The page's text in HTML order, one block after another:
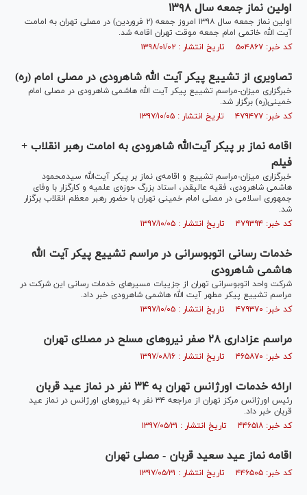
اولین نماز جمعه سال ۱۳۹۸
اولین نماز جمعه سال ۱۳۹۸ امروز جمعه (۲ فروردین) در مصلی تهران به امامت
آیت الله خاتمی امام جمعه موقت تهران اقامه شد.
کد خبر: ۵۰۴۸۶۷ تاریخ انتشار : ۱۳۹۸/۰۱/۰۲
تصاویری از تشییع پیکر آیت الله شاهرودی در مصلی امام (ره)
خبرگزاری میزان-مراسم تشییع پیکر آیت الله هاشمی شاهرودی در مصلی امام
خمینی(ره) برگزار شد.
کد خبر: ۴۷۹۴۷۷ تاریخ انتشار : ۱۳۹۷/۱۰/۰۵
اقامه نماز بر پیکر آیت‌الله شاهرودی به امامت رهبر انقلاب +
فیلم
خبرگزاری میزان-مراسم تشییع و اقامه‌ی نماز بر پیکر آیت‌الله سیدمحمود
هاشمی شاهرودی، فقیه عالیقدر، استاد بزرگ حوزه‌ی علمیه و کارگزار با وفای
جمهوری اسلامی در مصلی امام خمینی تهران با حضور رهبر معظم انقلاب برگزار
شد.
کد خبر: ۴۷۹۳۹۴ تاریخ انتشار : ۱۳۹۷/۱۰/۰۵
خدمات رسانی اتوبوسرانی در مراسم تشییع پیکر آیت الله
هاشمی شاهرودی
شرکت واحد اتوبوسرانی تهران از جزییات مسیر‌های خدمات رسانی این شرکت در
مراسم تشییع پیکر مطهر آیت الله هاشمی شاهرودی خبر داد.
کد خبر: ۴۷۹۳۷۰ تاریخ انتشار : ۱۳۹۷/۱۰/۰۵
مراسم عزاداری ۲۸ صفر نیرو‌های مسلح در مصلای تهران
کد خبر: ۴۶۵۸۷۰ تاریخ انتشار : ۱۳۹۷/۰۸/۱۶
ارائه خدمات اورژانس تهران به ۳۴ نفر در نماز عید قربان
رئیس اورژانس مرکز تهران از مراجعه ۳۴ نفر به نیرو‌های اورژانس در نماز عید
قربان خبر داد.
کد خبر: ۴۴۶۵۱۸ تاریخ انتشار : ۱۳۹۷/۰۵/۳۱
اقامه نماز عید سعید قربان - مصلی تهران
کد خبر: ۴۴۶۵۰۵ تاریخ انتشار : ۱۳۹۷/۰۵/۳۱